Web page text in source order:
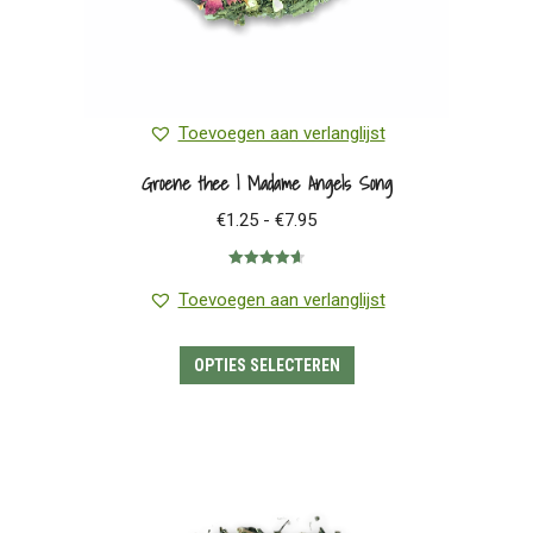
Toevoegen aan verlanglijst
Groene thee | Madame Angels Song
€1.25 - €7.95Prijsklasse:
€7.95
4.67uit 5
Toevoegen aan verlanglijst
OPTIES SELECTEREN